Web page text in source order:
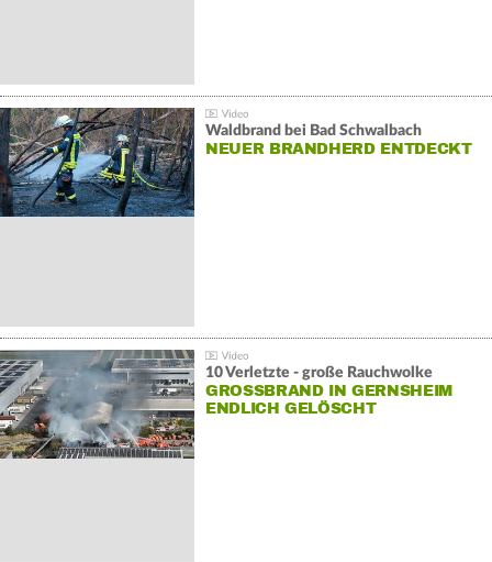
Waldbrand bei Bad Schwalbach
NEUER BRANDHERD ENTDECKT
10 Verletzte - große Rauchwolke
GROSSBRAND IN GERNSHEIM E
NDLICH GELÖSCHT